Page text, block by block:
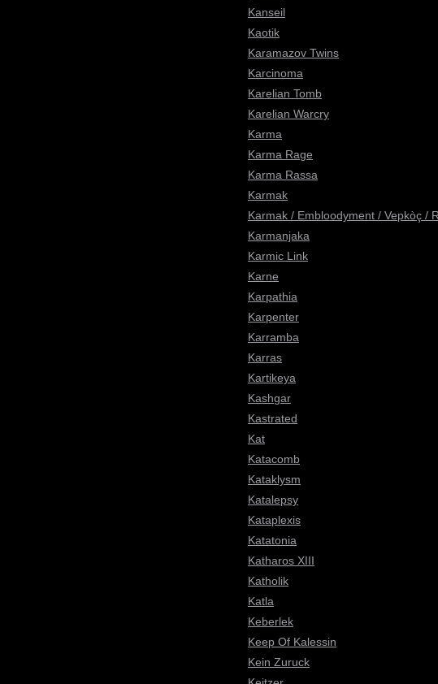
Kanseil
Kaotik
Karamazov Twins
Karcinoma
Karelian Tomb
Karelian Warcry
Karma
Karma Rage
Karma Rassa
Karmak
Karmak / Embloodyment / Vepkòç /
Karmanjaka
Karmic Link
Karne
Karpathia
Karpenter
Karramba
Karras
Kartikeya
Kashgar
Kastrated
Kat
Katacomb
Kataklysm
Katalepsy
Kataplexis
Katatonia
Katharos XIII
Katholik
Katla
Keberlek
Keep Of Kalessin
Kein Zuruck